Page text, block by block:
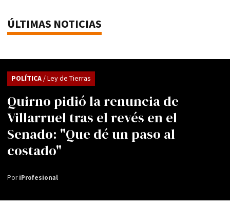
ÚLTIMAS NOTICIAS
Quirno pidió la renuncia de
Villarruel tras el revés en el
Senado: "Que dé un paso al
costado"
POLÍTICA/ Ley de Tierras
PoriProfesional